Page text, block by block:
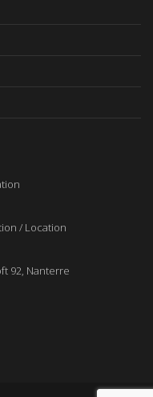
/ Location
92, Nanterre